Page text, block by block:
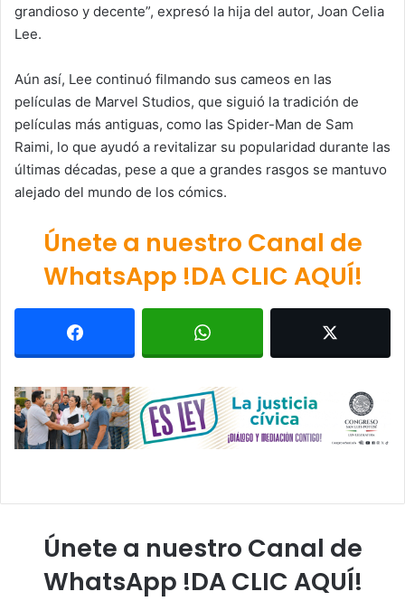
grandioso y decente”, expresó la hija del autor, Joan Celia
Lee.
Aún así, Lee continuó filmando sus cameos en las
películas de Marvel Studios, que siguió la tradición de
películas más antiguas, como las Spider-Man de Sam
Raimi, lo que ayudó a revitalizar su popularidad durante las
últimas décadas, pese a que a grandes rasgos se mantuvo
alejado del mundo de los cómics.
Únete a nuestro Canal de
WhatsApp !DA CLIC AQUÍ!
Únete a nuestro Canal de
WhatsApp !DA CLIC AQUÍ!